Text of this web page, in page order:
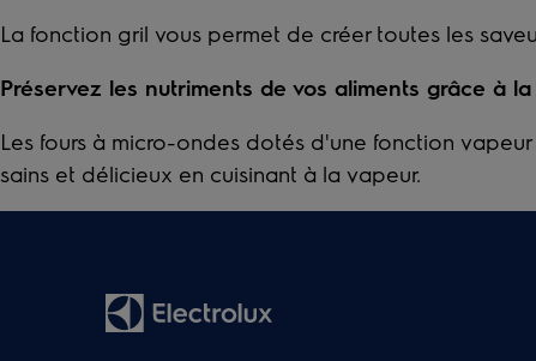
La fonction gril vous permet de créer toutes les
Préservez les nutriments de vos aliments grâce à
Les fours à micro-ondes dotés d'une fonction
sains et délicieux en cuisinant à la vapeur.